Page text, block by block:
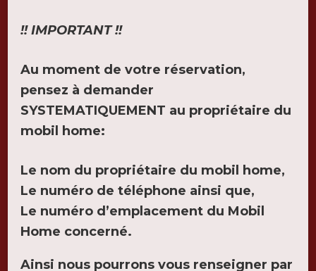
!! IMPORTANT !!
Au moment de votre réservation,
pensez à demander
SYSTEMATIQUEMENT au propriétaire du
mobil home:
Le nom du propriétaire du mobil home,
Le numéro de téléphone ainsi que,
Le numéro d’emplacement du Mobil
Home concerné.
Ainsi nous pourrons vous renseigner par